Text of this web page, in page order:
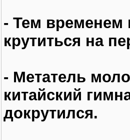
- Тем временем
крутиться на
- Метатель
китайский
докрутился.